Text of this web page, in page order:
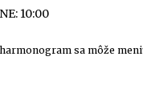
10:00
sa môže